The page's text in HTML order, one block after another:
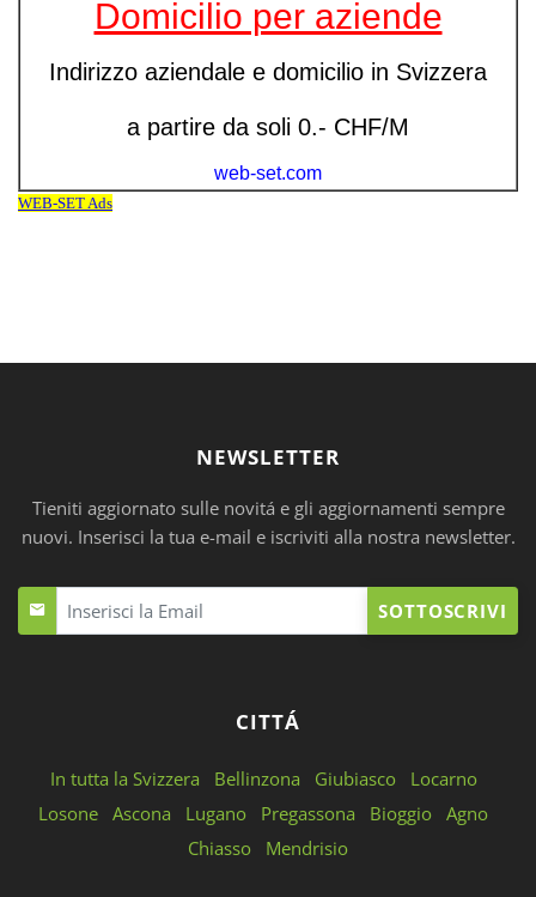
NEWSLETTER
Tieniti aggiornato sulle novitá e gli aggiornamenti sempre
nuovi. Inserisci la tua e-mail e iscriviti alla nostra newsletter.
SOTTOSCRIVI
CITTÁ
In tutta la Svizzera Bellinzona Giubiasco
Locarno
Losone Ascona Lugano Pregassona Bioggio Agno
Chiasso
Mendrisio